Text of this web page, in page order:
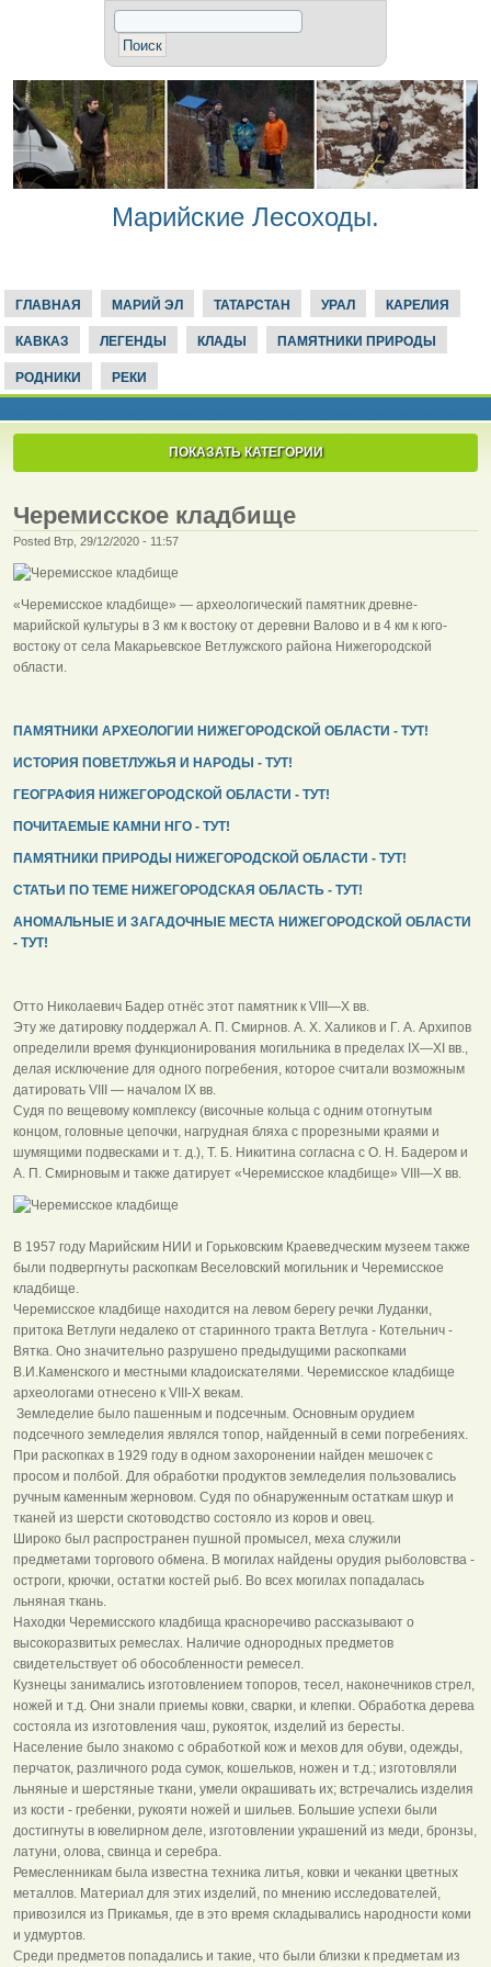
Марийские Лесоходы.
ГЛАВНАЯ МАРИЙ ЭЛ ТАТАРСТАН УРАЛ КАРЕЛИЯ
КАВКАЗ ЛЕГЕНДЫ КЛАДЫ ПАМЯТНИКИ ПРИРОДЫ
РОДНИКИ РЕКИ
ПОКАЗАТЬ КАТЕГОРИИ
Черемисское кладбище
Posted Втр, 29/12/2020 - 11:57
«Черемисское кладбище» — археологический памятник древне-
марийской культуры в 3 км к востоку от деревни Валово и в 4 км к юго-
востоку от села Макарьевское Ветлужского района Нижегородской
области.
ПАМЯТНИКИ АРХЕОЛОГИИ НИЖЕГОРОДСКОЙ ОБЛАСТИ - ТУТ!
ИСТОРИЯ ПОВЕТЛУЖЬЯ И НАРОДЫ - ТУТ!
ГЕОГРАФИЯ НИЖЕГОРОДСКОЙ ОБЛАСТИ - ТУТ!
ПОЧИТАЕМЫЕ КАМНИ НГО - ТУТ!
ПАМЯТНИКИ ПРИРОДЫ НИЖЕГОРОДСКОЙ ОБЛАСТИ - ТУТ!
СТАТЬИ ПО ТЕМЕ НИЖЕГОРОДСКАЯ ОБЛАСТЬ - ТУТ!
АНОМАЛЬНЫЕ И ЗАГАДОЧНЫЕ МЕСТА НИЖЕГОРОДСКОЙ ОБЛАСТИ
- ТУТ!
Отто Николаевич Бадер отнёс этот памятник к VIII—X вв.
Эту же датировку поддержал А. П. Смирнов. А. Х. Халиков и Г. А. Архипов
определили время функционирования могильника в пределах IX—XI вв.,
делая исключение для одного погребения, которое считали возможным
датировать VIII — началом IX вв.
Судя по вещевому комплексу (височные кольца с одним отогнутым
концом, головные цепочки, нагрудная бляха с прорезными краями и
шумящими подвесками и т. д.), Т. Б. Никитина согласна с О. Н. Бадером и
А. П. Смирновым и также датирует «Черемисское кладбище» VIII—X вв.
В 1957 году Марийским НИИ и Горьковским Краеведческим музеем также
были подвергнуты раскопкам Веселовский могильник и Черемисское
кладбище.
Черемисское кладбище находится на левом берегу речки Луданки,
притока Ветлуги недалеко от старинного тракта Ветлуга - Котельнич -
Вятка. Оно значительно разрушено предыдущими раскопками
В.И.Каменского и местными кладоискателями. Черемисское кладбище
археологами отнесено к VIII-X векам.
Земледелие было пашенным и подсечным. Основным орудием
подсечного земледелия являлся топор, найденный в семи погребениях.
При раскопках в 1929 году в одном захоронении найден мешочек с
просом и полбой. Для обработки продуктов земледелия пользовались
ручным каменным жерновом. Судя по обнаруженным остаткам шкур и
тканей из шерсти скотоводство состояло из коров и овец.
Широко был распространен пушной промысел, меха служили
предметами торгового обмена. В могилах найдены орудия рыболовства -
остроги, крючки, остатки костей рыб. Во всех могилах попадалась
льняная ткань.
Находки Черемисского кладбища красноречиво рассказывают о
высокоразвитых ремеслах. Наличие однородных предметов
свидетельствует об обособленности ремесел.
Кузнецы занимались изготовлением топоров, тесел, наконечников стрел,
ножей и т.д. Они знали приемы ковки, сварки, и клепки. Обработка дерева
состояла из изготовления чаш, рукояток, изделий из бересты.
Население было знакомо с обработкой кож и мехов для обуви, одежды,
перчаток, различного рода сумок, кошельков, ножен и т.д.; изготовляли
льняные и шерстяные ткани, умели окрашивать их; встречались изделия
из кости - гребенки, рукояти ножей и шильев. Большие успехи были
достигнуты в ювелирном деле, изготовлении украшений из меди, бронзы,
латуни, олова, свинца и серебра.
Ремесленникам была известна техника литья, ковки и чеканки цветных
металлов. Материал для этих изделий, по мнению исследователей,
привозился из Прикамья, где в это время складывались народности коми
и удмуртов.
Среди предметов попадались и такие, что были близки к предметам из